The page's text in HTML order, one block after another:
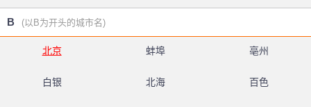
B (以B为开头的城市名)
北京 蚌埠 亳州
白银 北海 百色